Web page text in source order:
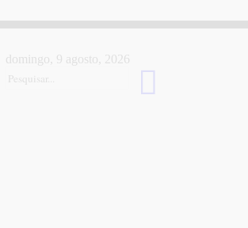
domingo, 9 agosto, 2026